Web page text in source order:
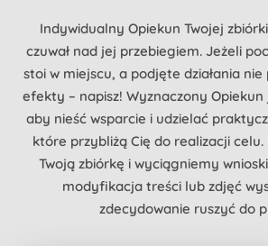
Indywidualny Opiekun Twojej
czuwał nad jej przebiegiem. Jeżeli
stoi w miejscu, a podjęte działania nie
efekty – napisz! Wyznaczony Opiekun
aby nieść wsparcie i udzielać
które przybliżą Cię do realizacji
Twoją zbiórkę i wyciągniemy
modyfikacja treści lub zdjęć
zdecydowanie ruszyć do